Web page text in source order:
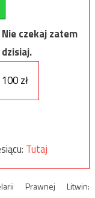
czekaj zatem
100 zł
Tutaj
Prawnej Litwin: